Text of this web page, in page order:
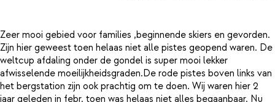
Zeer mooi gebied voor families ,beginnende skiers en gevorden.
Zijn hier geweest toen helaas niet alle pistes geopend waren. De
weltcup afdaling onder de gondel is super mooi lekker
afwisselende moeilijkheidsgraden.De rode pistes boven links van
het bergstation zijn ook prachtig om te doen. Wij waren hier 2
jaar geleden in febr. toen was helaas niet alles begaanbaar. Nu